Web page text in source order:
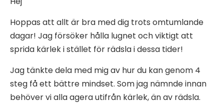
Hoppas att allt är bra med dig trots omtumlande
dagar! Jag försöker hålla lugnet och viktigt att
sprida kärlek i stället för rädsla i dessa tider!
Jag tänkte dela med mig av hur du kan genom 4
steg få ett bättre mindset. Som jag nämnde innan
behöver vi alla agera utifrån kärlek, än av rädsla.